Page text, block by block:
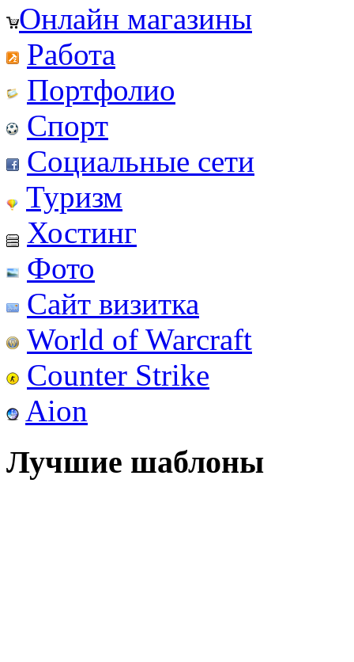
Онлайн магазины
Работа
Портфолио
Спорт
Социальные сети
Туризм
Хостинг
Фото
Сайт визитка
World of Warcraft
Counter Strike
Aion
Лучшие шаблоны